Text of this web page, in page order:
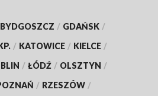
BYDGOSZCZ / GDAŃSK /
/ KATOWICE / KIELCE /
/ ŁÓDŹ / OLSZTYN /
/ RZESZÓW /